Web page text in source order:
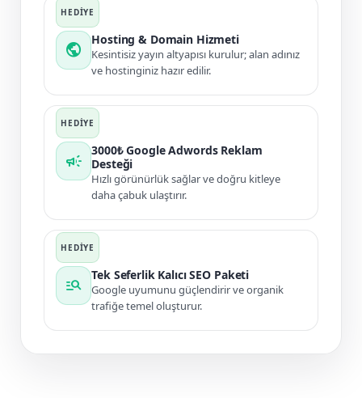
public
Hosting & Domain Hizmeti
Kesintisiz yayın altyapısı kurulur; alan adınız
ve hostinginiz hazır edilir.
campaign
3000₺ Google Adwords Reklam
Desteği
Hızlı görünürlük sağlar ve doğru kitleye
daha çabuk ulaştırır.
manage_search
Tek Seferlik Kalıcı SEO Paketi
Google uyumunu güçlendirir ve organik
trafiğe temel oluşturur.